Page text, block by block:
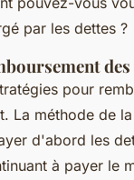
par les dettes ?
des
pour
La méthode de la
d'abord les
à payer le